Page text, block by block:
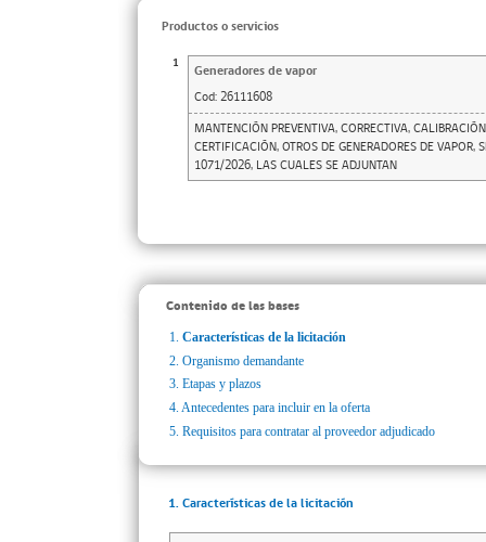
Productos o servicios
1
Generadores de vapor
Cod: 26111608
MANTENCIÓN PREVENTIVA, CORRECTIVA,
CERTIFICACIÓN, OTROS DE GENERADORES DE VAPOR,
1071/2026, LAS CUALES SE ADJUNTAN
Contenido de las bases
1. Características de la licitación
2. Organismo demandante
3. Etapas y plazos
4. Antecedentes para incluir en la oferta
5. Requisitos para contratar al proveedor adjudicado
1. Características de la licitación